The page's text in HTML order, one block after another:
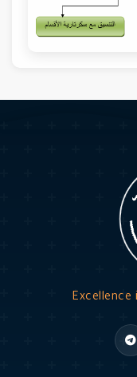
Excellence